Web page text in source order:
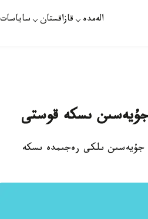
الەمدە قازاقستان ساياسات
جۇيەسىن ىسكە قوستى
جۇيەسىن ىلكى رەجىمدە ىسكە